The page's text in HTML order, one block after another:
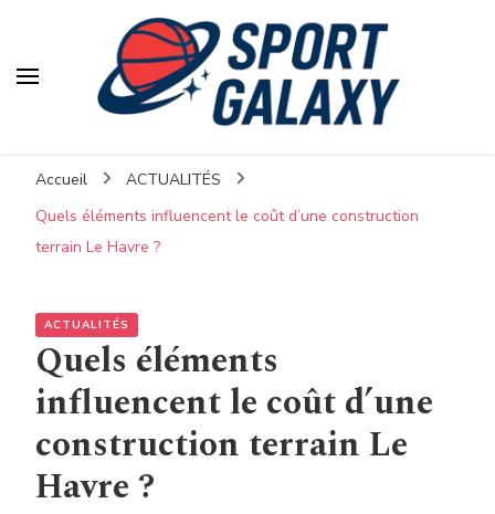
Accueil
ACTUALITÉS
Quels éléments influencent le coût d’une construction
terrain Le Havre ?
ACTUALITÉS
Quels éléments
influencent le coût d’une
construction terrain Le
Havre ?